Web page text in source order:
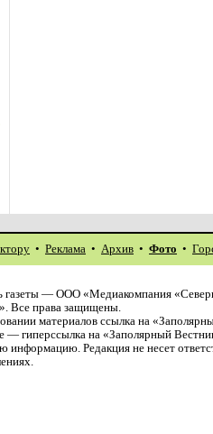
• Реклама • Архив • Фото •
газеты — ООО «Медиакомпания
Все права защищены.
материалов ссылка на
— гиперссылка на «Заполярный
информацию. Редакция не несет